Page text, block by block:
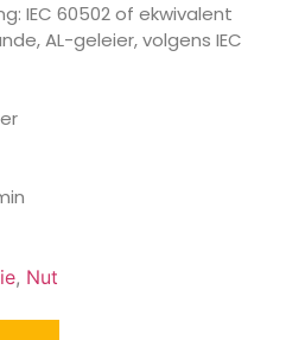
IEC 60502 of ekwivalent
AL-geleier, volgens IEC
, Nut